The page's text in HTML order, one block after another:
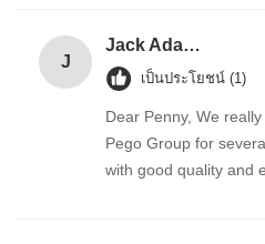
J
Jack Adams
เป็นประโยชน์ (1)
Dear Penny, We
Pego Group for
with good quality and